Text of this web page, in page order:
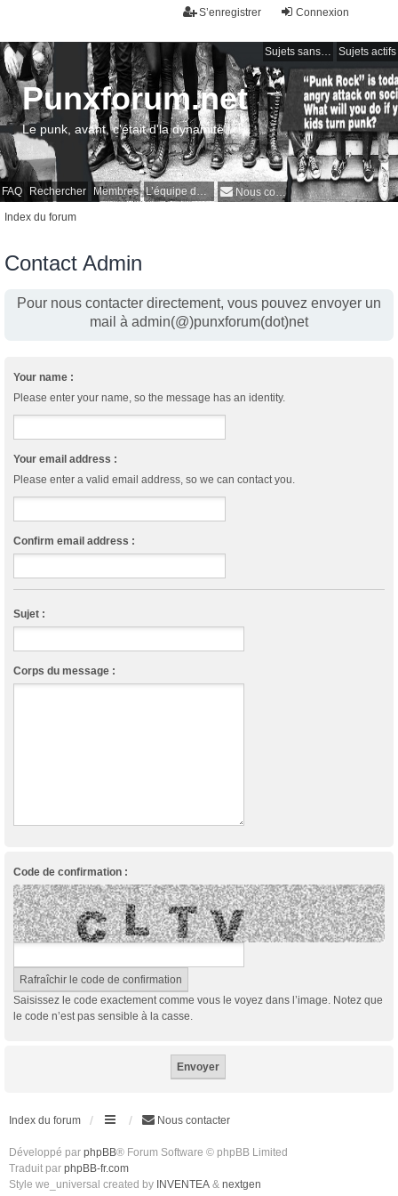
Connexion
S’enregistrer
Sujets sans réponse Sujets actifs
FAQ Rechercher Membres L’équipe du forum Nous contacter
Punxforum.net
Le punk, avant, c'était d'la dynamite !
Index du forum
Contact Admin
Pour nous contacter directement, vous pouvez envoyer un
mail à admin(@)punxforum(dot)net
Your name :
Please enter your name, so the message has an identity.
Your email address :
Please enter a valid email address, so we can contact you.
Confirm email address :
Sujet :
Corps du message :
Code de confirmation :
Saisissez le code exactement comme vous le voyez dans l’image. Notez que
le code n’est pas sensible à la casse.
Index du forum Nous contacter
Développé par phpBB® Forum Software © phpBB Limited
Traduit par phpBB-fr.com
Style we_universal created by INVENTEA & nextgen